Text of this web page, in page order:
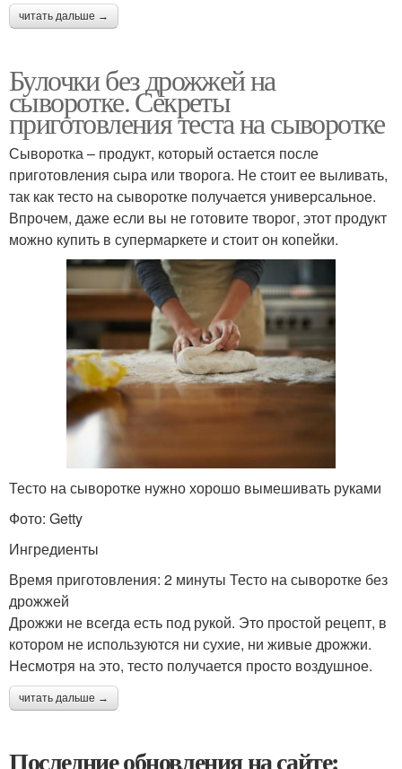
читать дальше →
Булочки без дрожжей на
сыворотке. Секреты
приготовления теста на сыворотке
Сыворотка – продукт, который остается после
приготовления сыра или творога. Не стоит ее выливать,
так как тесто на сыворотке получается универсальное.
Впрочем, даже если вы не готовите творог, этот продукт
можно купить в супермаркете и стоит он копейки.
Тесто на сыворотке нужно хорошо вымешивать руками
Фото: Getty
Ингредиенты
Время приготовления: 2 минуты Тесто на сыворотке без
дрожжей
Дрожжи не всегда есть под рукой. Это простой рецепт, в
котором не используются ни сухие, ни живые дрожжи.
Несмотря на это, тесто получается просто воздушное.
читать дальше →
Последние обновления на сайте: